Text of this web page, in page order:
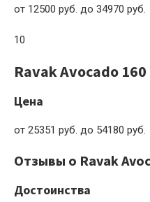
от 12500 руб. до 34970 руб.
10
Ravak Avocado 160
Цена
от 25351 руб. до 54180 руб.
Отзывы о Ravak
Достоинства